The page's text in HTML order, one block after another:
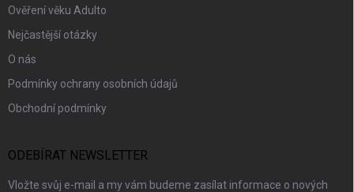
Ověření věku Adulto
Nejčastější otázky
O nás
Podmínky ochrany osobních údajů
Obchodní podmínky
ODEBÍRAT NEWSLETTER
Vložte svůj e-mail a my vám budeme zasílat informace o nových